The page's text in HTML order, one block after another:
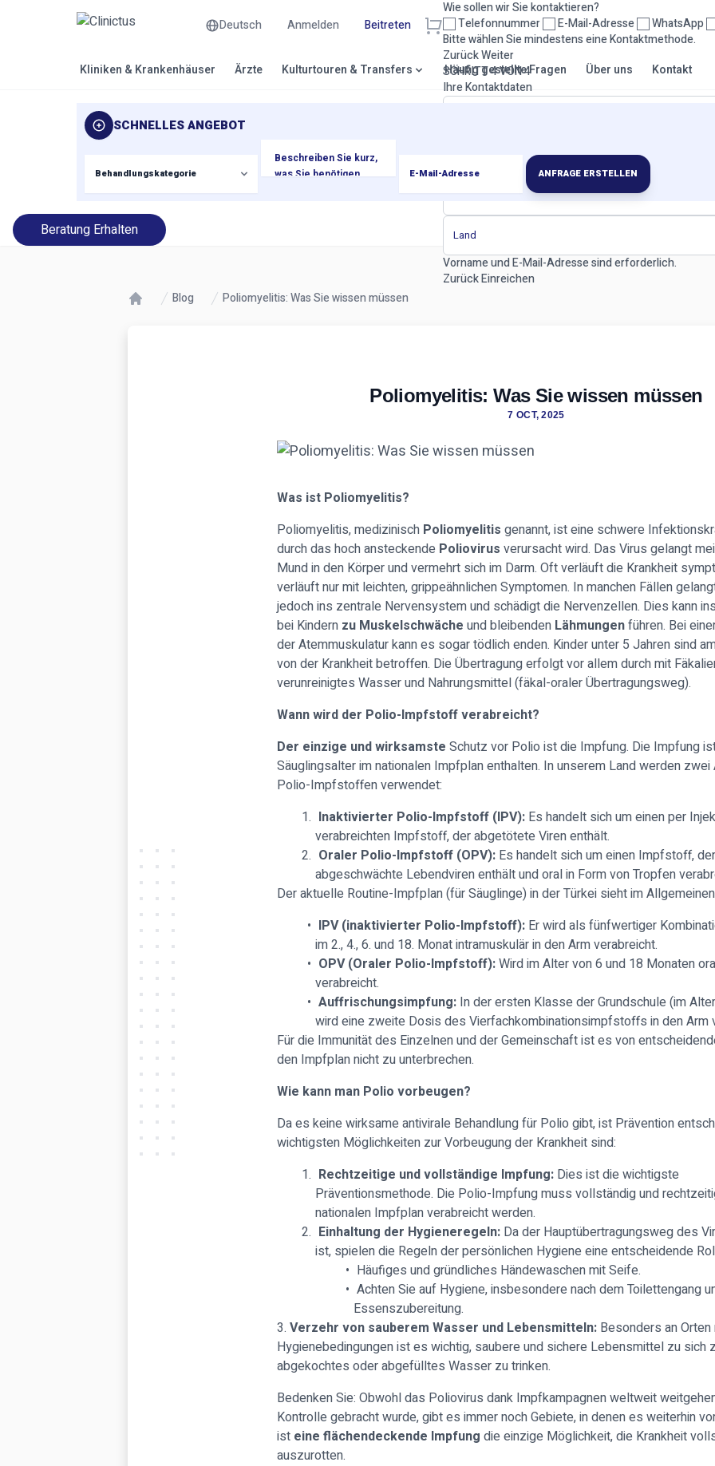
Deutsch Anmelden Beitreten
Wie sollen wir Sie kontaktieren?
Telefonnummer
E-Mail-Adresse WhatsApp
Bitte wählen Sie mindestens eine Kontaktmethode.
ZurückWeiter
SCHRITT 4 VON 4
Ihre Kontaktdaten
Vorname und E-Mail-Adresse sind erforderlich.
ZurückEinreichen
Kliniken & Krankenhäuser Ärzte Kulturtouren & Transfers Häufig gestellte Fragen Über uns Kontakt
SCHNELLES ANGEBOT
ANFRAGE ERSTELLEN
Beratung Erhalten
Blog Poliomyelitis: Was Sie wissen müssen
Poliomyelitis: Was Sie wissen müssen
7 OCT, 2025
Was ist Poliomyelitis?
Poliomyelitis, medizinisch Poliomyelitis genannt, ist eine schwere
durch das hoch ansteckende Poliovirus verursacht wird. Das Virus gelangt
Mund in den Körper und vermehrt sich im Darm. Oft verläuft die Krankheit
verläuft nur mit leichten, grippeähnlichen Symptomen. In manchen Fällen
jedoch ins zentrale Nervensystem und schädigt die Nervenzellen. Dies kann
bei Kindern zu Muskelschwäche und bleibenden Lähmungenführen. Bei
der Atemmuskulatur kann es sogar tödlich enden. Kinder unter 5 Jahren sind
von der Krankheit betroffen. Die Übertragung erfolgt vor allem durch mit
verunreinigtes Wasser und Nahrungsmittel (fäkal-oraler Übertragungsweg).
Wann wird der Polio-Impfstoff verabreicht?
Der einzige und wirksamste Schutz vor Polio ist die Impfung. Die Impfung
Säuglingsalter im nationalen Impfplan enthalten. In unserem Land werden zwei
Polio-Impfstoffen verwendet:
Inaktivierter Polio-Impfstoff (IPV):Es handelt sich um einen per
verabreichten Impfstoff, der abgetötete Viren enthält.
Oraler Polio-Impfstoff (OPV):Es handelt sich um einen Impfstoff, der
abgeschwächte Lebendviren enthält und oral in Form von Tropfen
Der aktuelle Routine-Impfplan (für Säuglinge) in der Türkei sieht im
IPV (inaktivierter Polio-Impfstoff):Er wird als fünfwertiger
im 2., 4., 6. und 18. Monat intramuskulär in den Arm verabreicht.
OPV (Oraler Polio-Impfstoff):Wird im Alter von 6 und 18 Monaten
verabreicht.
Auffrischungsimpfung:In der ersten Klasse der Grundschule (im
wird eine zweite Dosis des Vierfachkombinationsimpfstoffs in den Arm
Für die Immunität des Einzelnen und der Gemeinschaft ist es von
den Impfplan nicht zu unterbrechen.
Wie kann man Polio vorbeugen?
Da es keine wirksame antivirale Behandlung für Polio gibt, ist Prävention
wichtigsten Möglichkeiten zur Vorbeugung der Krankheit sind:
Rechtzeitige und vollständige Impfung:Dies ist die wichtigste
Präventionsmethode. Die Polio-Impfung muss vollständig und
nationalen Impfplan verabreicht werden.
Einhaltung der Hygieneregeln:Da der Hauptübertragungsweg des
ist, spielen die Regeln der persönlichen Hygiene eine entscheidende
Häufiges und gründliches Händewaschen mit Seife.
Achten Sie auf Hygiene, insbesondere nach dem Toilettengang
Essenszubereitung.
3. Verzehr von sauberem Wasser und Lebensmitteln: Besonders an
Hygienebedingungen ist es wichtig, saubere und sichere Lebensmittel zu sich
abgekochtes oder abgefülltes Wasser zu trinken.
Bedenken Sie: Obwohl das Poliovirus dank Impfkampagnen weltweit
Kontrolle gebracht wurde, gibt es immer noch Gebiete, in denen es weiterhin
ist eine flächendeckende Impfung die einzige Möglichkeit, die Krankheit
auszurotten.